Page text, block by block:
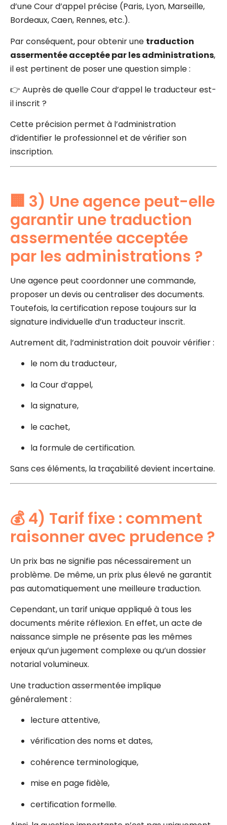
d’une Cour d’appel précise (Paris, Lyon, Marseille,
Bordeaux, Caen, Rennes, etc.).
Par conséquent, pour obtenir une traduction
assermentée acceptée par les administrations,
il est pertinent de poser une question simple :
👉 Auprès de quelle Cour d’appel le traducteur est-
il inscrit ?
Cette précision permet à l’administration
d’identifier le professionnel et de vérifier son
inscription.
🏢 3) Une agence peut-elle
garantir une traduction
assermentée acceptée
par les administrations ?
Une agence peut coordonner une commande,
proposer un devis ou centraliser des documents.
Toutefois, la certification repose toujours sur la
signature individuelle d’un traducteur inscrit.
Autrement dit, l’administration doit pouvoir vérifier :
le nom du traducteur,
la Cour d’appel,
la signature,
le cachet,
la formule de certification.
Sans ces éléments, la traçabilité devient incertaine.
💰 4) Tarif fixe : comment
raisonner avec prudence ?
Un prix bas ne signifie pas nécessairement un
problème. De même, un prix plus élevé ne garantit
pas automatiquement une meilleure traduction.
Cependant, un tarif unique appliqué à tous les
documents mérite réflexion. En effet, un acte de
naissance simple ne présente pas les mêmes
enjeux qu’un jugement complexe ou qu’un dossier
notarial volumineux.
Une traduction assermentée implique
généralement :
lecture attentive,
vérification des noms et dates,
cohérence terminologique,
mise en page fidèle,
certification formelle.